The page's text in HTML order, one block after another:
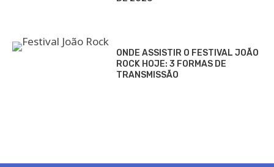
ONDE ASSISTIR O FESTIVAL JOÃO
ROCK HOJE: 3 FORMAS DE
TRANSMISSÃO